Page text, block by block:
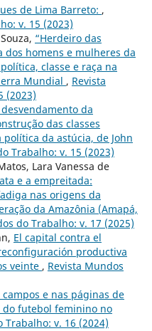
de Lima Barreto: ,
v. 15 (2023)
“Herdeiro das
homens e mulheres da
classe e raça na
Mundial , Revista
(2023)
da
das classes
da astúcia, de John
Trabalho: v. 15 (2023)
Lara Vanessa de
e a empreitada:
nas origens da
da Amazônia (Amapá,
do Trabalho: v. 17 (2025)
El capital contra el
productiva
veinte , Revista Mundos
e nas páginas de
futebol feminino no
Trabalho: v. 16 (2024)